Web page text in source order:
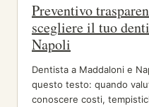
Preventivo
scegliere il tuo
Napoli
Dentista a Maddaloni e
questo testo: quando
conoscere costi,